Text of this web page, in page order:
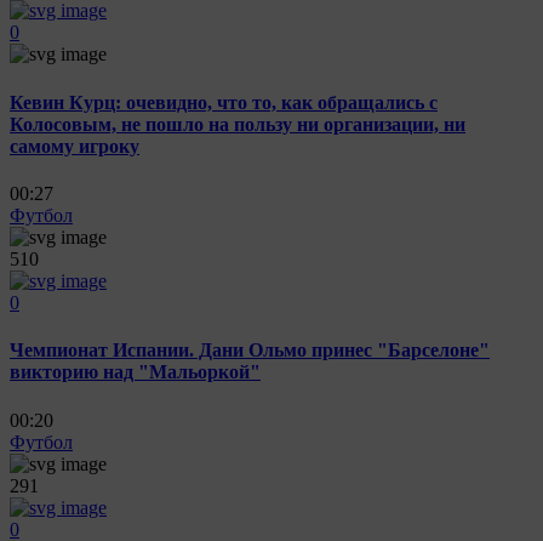
0
Кевин Курц: очевидно, что то, как обращались с
Колосовым, не пошло на пользу ни организации, ни
самому игроку
00:27
Футбол
510
0
Чемпионат Испании. Дани Ольмо принес "Барселоне"
викторию над "Мальоркой"
00:20
Футбол
291
0